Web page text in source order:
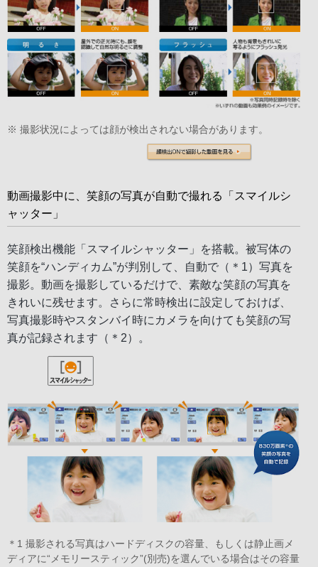
便利な液晶
快適な機能
※ 撮影状況によっては顔が検出されない場合があります。
動画撮影中に、笑顔の写真が自動で撮れる「スマイルシ
ャッター」
笑顔検出機能「スマイルシャッター」を搭載。被写体の
笑顔を“ハンディカム”が判別して、自動で（＊1）写真を
撮影。動画を撮影しているだけで、素敵な笑顔の写真を
きれいに残せます。さらに常時検出に設定しておけば、
写真撮影時やスタンバイ時にカメラを向けても笑顔の写
真が記録されます（＊2）。
＊1 撮影される写真はハードディスクの容量、もしくは静止画メ
ディアに“メモリースティック”(別売)を選んでいる場合はその容量